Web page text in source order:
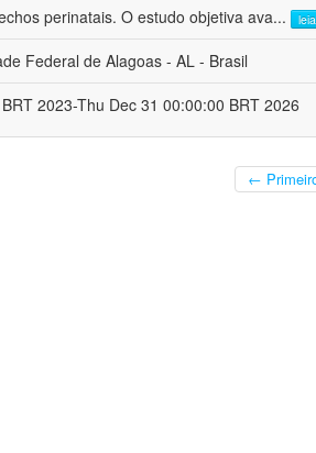
perinatais. O estudo objetiva ava...
Federal de Alagoas - AL - Brasil
2023-Thu Dec 31 00:00:00 BRT 2026
←